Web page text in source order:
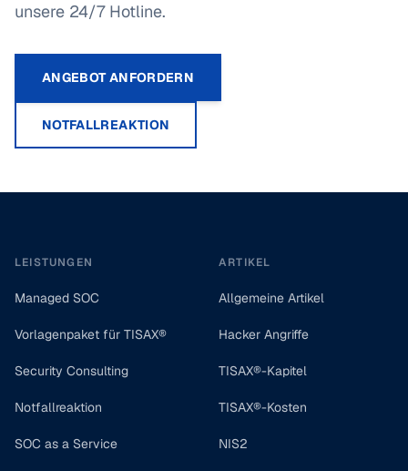
unsere 24/7 Hotline.
ANGEBOT ANFORDERN
NOTFALLREAKTION
LEISTUNGEN
Managed SOC
Vorlagenpaket für TISAX®
Security Consulting
Notfallreaktion
SOC as a Service
ARTIKEL
Allgemeine Artikel
Hacker Angriffe
TISAX®-Kapitel
TISAX®-Kosten
NIS2